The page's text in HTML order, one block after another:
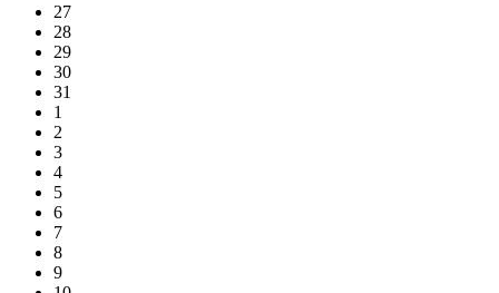
27
28
29
30
31
1
2
3
4
5
6
7
8
9